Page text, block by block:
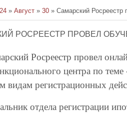
» Август » 30 » Самарский
РОСРЕЕСТР ПРОВЕЛ
Росреестр провел
центра по
видам регистрационных
отдела регистрации